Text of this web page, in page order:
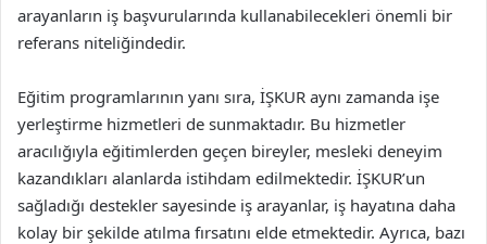
arayanların iş başvurularında kullanabilecekleri önemli bir
referans niteliğindedir.
Eğitim programlarının yanı sıra, İŞKUR aynı zamanda işe
yerleştirme hizmetleri de sunmaktadır. Bu hizmetler
aracılığıyla eğitimlerden geçen bireyler, mesleki deneyim
kazandıkları alanlarda istihdam edilmektedir. İŞKUR’un
sağladığı destekler sayesinde iş arayanlar, iş hayatına daha
kolay bir şekilde atılma fırsatını elde etmektedir. Ayrıca, bazı